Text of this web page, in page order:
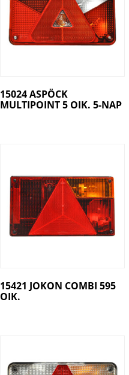
15024 ASPÖCK
MULTIPOINT 5 OIK. 5-NAP
15421 JOKON COMBI 595
OIK.